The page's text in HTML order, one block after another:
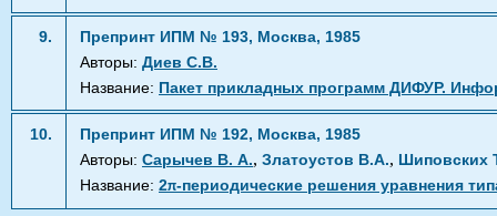
9.
Препринт ИПМ № 193, Москва, 1985
Авторы: Диев С.В.
Название: Пакет прикладных программ ДИФУР.
10.
Препринт ИПМ № 192, Москва, 1985
Авторы: Сарычев В. А., Златоустов В.А., Шиповских
Название: 2π-периодические решения уравнения